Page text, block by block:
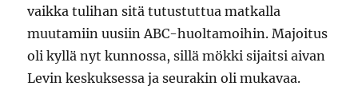
vaikka tulihan sitä tutustuttua matkalla
muutamiin uusiin ABC-huoltamoihin. Majoitus
oli kyllä nyt kunnossa, sillä mökki sijaitsi aivan
Levin keskuksessa ja seurakin oli mukavaa.